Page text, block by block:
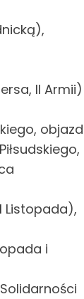
II Armii)
objazd
Listopada),
i